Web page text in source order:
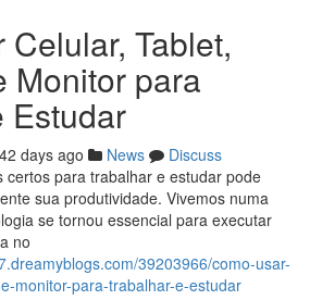
Tablet,
Monitor para
Estudar
days ago News
Discuss
certos para trabalhar e estudar pode
sua produtividade. Vivemos numa
se tornou essencial para executar
no
39203966/como-usar-
monitor-para-trabalhar-e-estudar